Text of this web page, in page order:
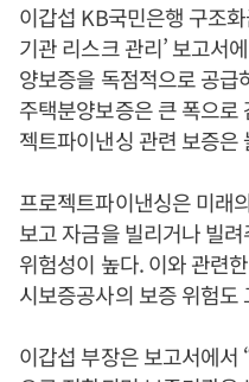
이갑섭 KB국민은행 구조
기관 리스크 관리’ 보고서
양보증을 독점적으로 공
주택분양보증은 큰 폭으로
젝트파이낸싱 관련 보증은
프로젝트파이낸싱은 미래
보고 자금을 빌리거나 빌
위험성이 높다. 이와 관련
시보증공사의 보증 위험도
이갑섭 부장은 보고서에서